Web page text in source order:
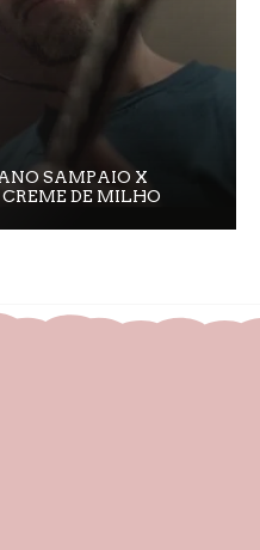
SAMPAIO X
DE MILHO